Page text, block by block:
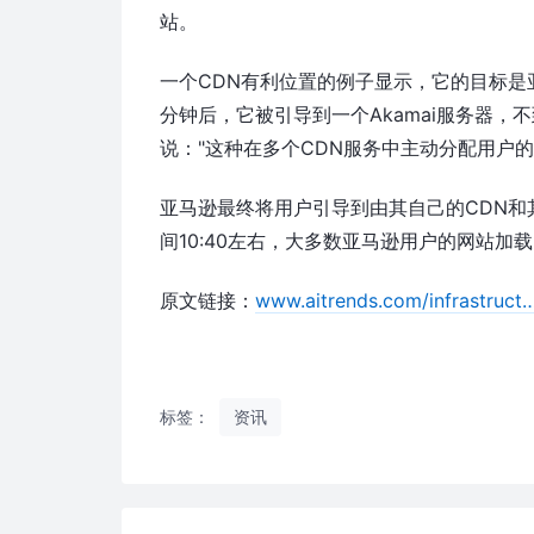
站。
一个CDN有利位置的例子显示，它的目标
分钟后，它被引导到一个Akamai服务器，
说："这种在多个CDN服务中主动分配用户
亚马逊最终将用户引导到由其自己的CDN
间10:40左右，大多数亚马逊用户的网站加
原文链接：www.aitrends.com/
标签： 资讯